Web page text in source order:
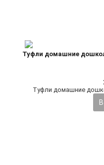
Туфли домашние